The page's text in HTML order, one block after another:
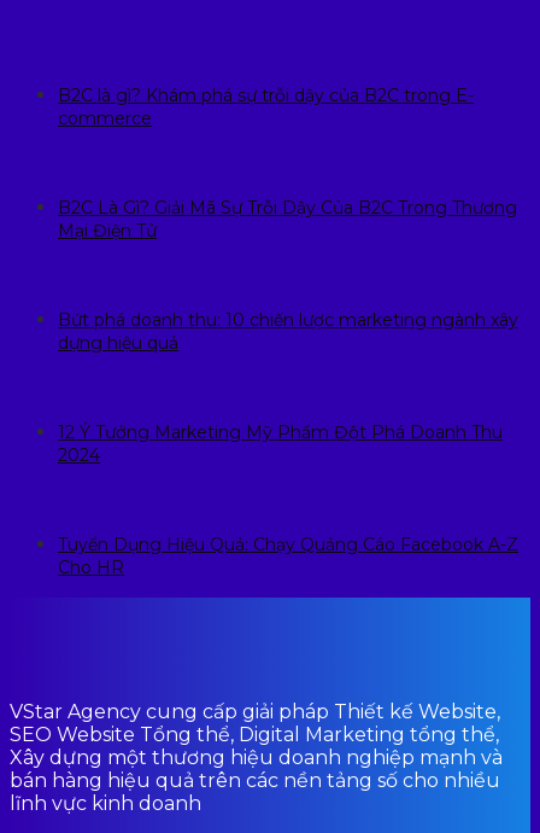
B2C là gì? Khám phá sự trỗi dậy của B2C trong E-
commerce
B2C Là Gì? Giải Mã Sự Trỗi Dậy Của B2C Trong Thương
Mại Điện Tử
Bứt phá doanh thu: 10 chiến lược marketing ngành xây
dựng hiệu quả
12 Ý Tưởng Marketing Mỹ Phẩm Đột Phá Doanh Thu
2024
Tuyển Dụng Hiệu Quả: Chạy Quảng Cáo Facebook A-Z
Cho HR
VStar Agency cung cấp giải pháp Thiết kế Website,
SEO Website Tổng thể, Digital Marketing tổng thể,
Xây dựng một thương hiệu doanh nghiệp mạnh và
bán hàng hiệu quả trên các nền tảng số cho nhiều
lĩnh vực kinh doanh